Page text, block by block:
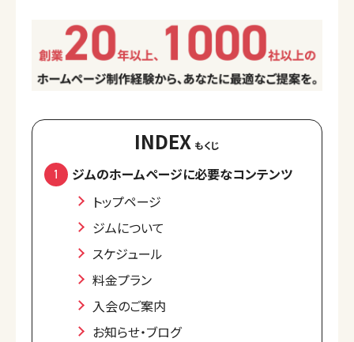
INDEX
ジムのホームページに必要なコンテンツ
トップページ
ジムについて
スケジュール
料金プラン
入会のご案内
お知らせ・ブログ